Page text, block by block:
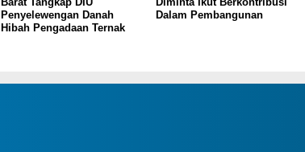
Penyelewengan Danah
Hibah Pengadaan Ternak
Dalam Pembangunan